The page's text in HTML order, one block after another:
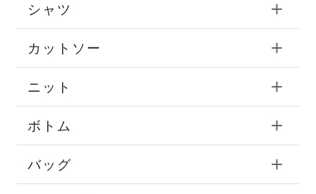
シャツ
カットソー
ニット
ボトム
バッグ